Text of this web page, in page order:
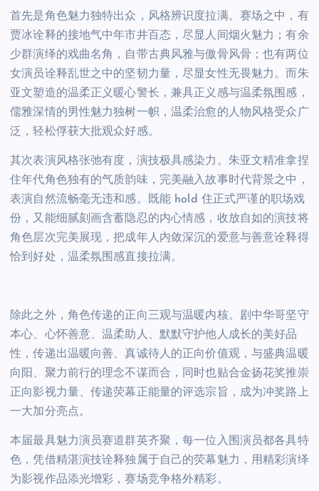
首先是角色魅力独特出众，风格辨识度拉满。赛场之中，有
贾冰诠释的接地气中年市井百态，尽显人间烟火魅力；有余
少群演绎的戏曲名角，自带古典风雅与傲骨风骨；也有两位
女演员诠释乱世之中的坚韧力量，尽显女性无畏魅力。而朱
亚文塑造的温柔正义暖心警长，兼具正义感与温柔氛围感，
儒雅深情的男性魅力独树一帜，温柔治愈的人物风格受众广
泛，轻松俘获大批观众好感。
其次表演风格张弛有度，演技极具感染力。朱亚文精准拿捏
住年代角色独有的气质韵味，完美融入故事时代背景之中，
表演自然流畅毫无违和感。既能 hold 住正式严谨的职场戏
份，又能细腻刻画含蓄隐忍的内心情感，收放自如的演技将
角色层次完美展现，把成年人内敛深沉的爱意与善意诠释得
恰到好处，温柔氛围感直接拉满。
除此之外，角色传递的正向三观与温暖内核。剧中华哥坚守
本心、心怀善意、温柔助人、默默守护他人成长的美好品
性，传递出温暖向善、真诚待人的正向价值观，与盛典温暖
向阳、聚力前行的理念不谋而合，同时也贴合金扬花奖推崇
正向影视力量、传递荧幕正能量的评选宗旨，成为冲奖路上
一大加分亮点。
本届最具魅力演员赛道群英齐聚，每一位入围演员都各具特
色，凭借精湛演技诠释独属于自己的荧幕魅力，用精彩演绎
为影视作品添光增彩，赛场竞争格外精彩。